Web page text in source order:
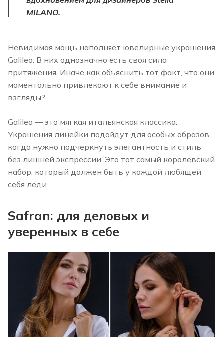
MILANO.
Невидимая мощь наполняет ювелирные украшения
Galileo. В них однозначно есть своя сила
притяжения. Иначе как объяснить тот факт, что они
моментально привлекают к себе внимание и
взгляды?
Galileo — это мягкая итальянская классика.
Украшения линейки подойдут для особых образов,
когда нужно подчеркнуть элегантность и стиль
без лишней экспрессии. Это тот самый королевский
набор, который должен быть у каждой любящей
себя леди.
Safran: для деловых и
уверенных в себе